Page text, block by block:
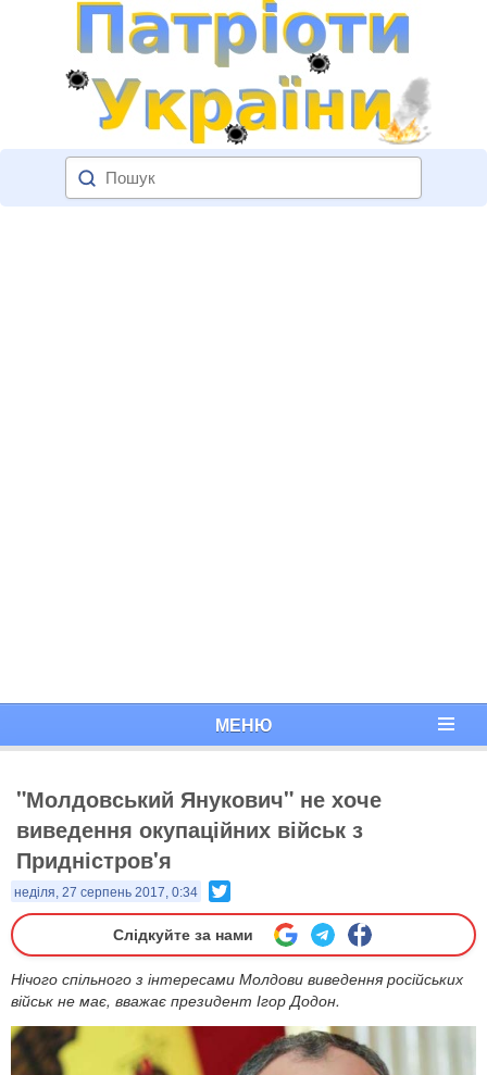
МЕНЮ
"Молдовський Янукович" не хоче
виведення окупаційних військ з
Придністров'я
неділя, 27 серпень 2017, 0:34
Слідкуйте за нами
Нічого спільного з інтересами Молдови виведення російських
військ не має, вважає президент Ігор Додон.